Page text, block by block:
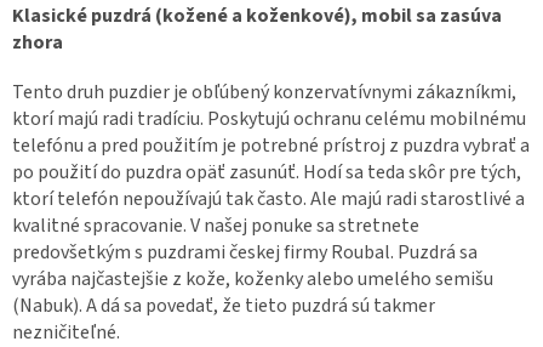
Klasické puzdrá (kožené a koženkové), mobil sa zasúva
zhora
Tento druh puzdier je obľúbený konzervatívnymi zákazníkmi,
ktorí majú radi tradíciu. Poskytujú ochranu celému mobilnému
telefónu a pred použitím je potrebné prístroj z puzdra vybrať a
po použití do puzdra opäť zasunúť. Hodí sa teda skôr pre tých,
ktorí telefón nepoužívajú tak často. Ale majú radi starostlivé a
kvalitné spracovanie. V našej ponuke sa stretnete
predovšetkým s puzdrami českej firmy Roubal. Puzdrá sa
vyrába najčastejšie z kože, koženky alebo umelého semišu
(Nabuk). A dá sa povedať, že tieto puzdrá sú takmer
nezničiteľné.